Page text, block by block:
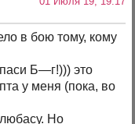
в бою тому, кому
Б—г!))) это
у меня (пока, во
Но